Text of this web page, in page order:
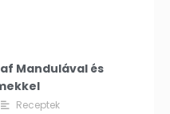
Mandulával és
Receptek